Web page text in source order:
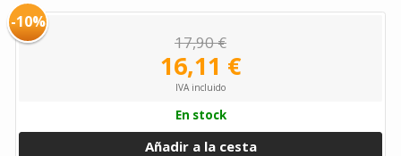
-10%
17,90 €
16,11 €
IVA incluido
En stock
Añadir a la cesta